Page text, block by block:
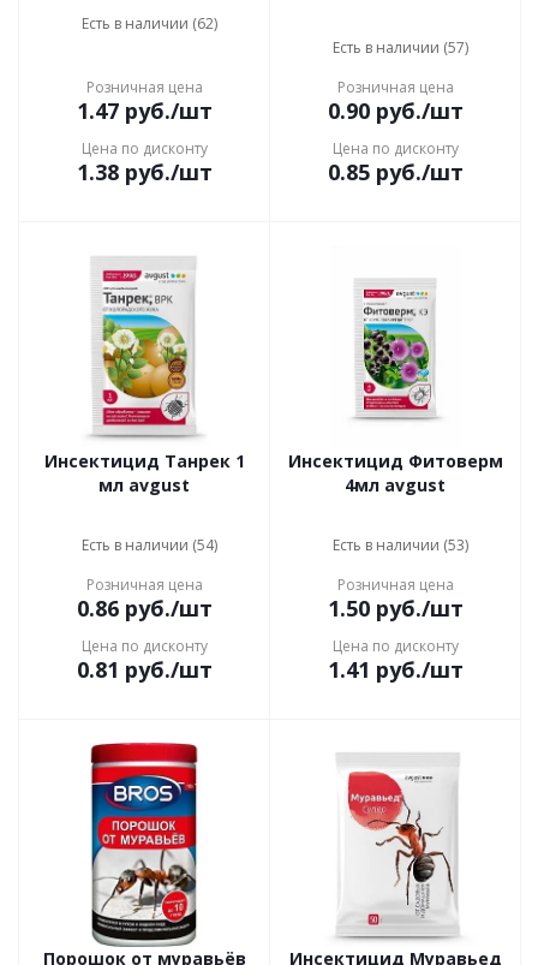
Есть в наличии (62)
Розничная цена
1.47руб./шт
Цена по дисконту
1.38руб./шт
Есть в наличии (57)
Розничная цена
0.90руб./шт
Цена по дисконту
0.85руб./шт
Инсектицид Танрек 1
мл avgust
Есть в наличии (54)
Розничная цена
0.86руб./шт
Цена по дисконту
0.81 руб./шт
Инсектицид Фитоверм
4мл avgust
Есть в наличии (53)
Розничная цена
1.50руб./шт
Цена по дисконту
1.41 руб./шт
Порошок от муравьёв Инсектицид Муравьед